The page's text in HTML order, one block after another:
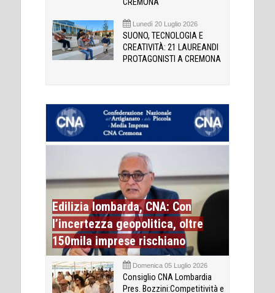
Lunedì 20 Luglio 2026
SUONO, TECNOLOGIA E
CREATIVITÀ: 21 LAUREANDI
PROTAGONISTI A CREMONA
Edilizia lombarda, CNA: Con
l’incertezza geopolitica, oltre
150mila imprese rischiano
Domenica 05 Luglio 2026
Consiglio CNA Lombardia
Pres. Bozzini:Competitività e